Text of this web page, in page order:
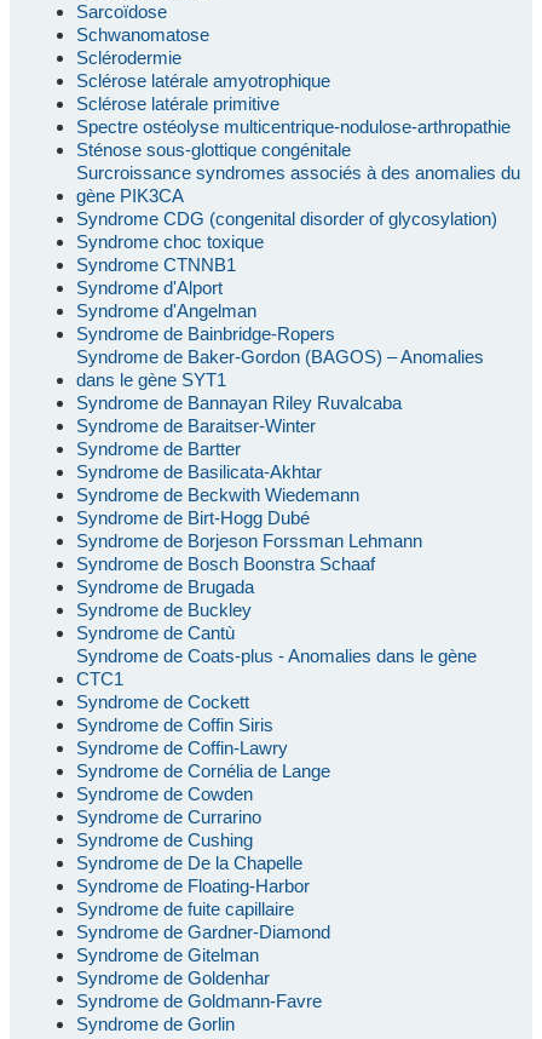
Sarcoïdose
Schwanomatose
Sclérodermie
Sclérose latérale amyotrophique
Sclérose latérale primitive
Spectre ostéolyse multicentrique-nodulose-arthropathie
Sténose sous-glottique congénitale
Surcroissance syndromes associés à des anomalies du
gène PIK3CA
Syndrome CDG (congenital disorder of glycosylation)
Syndrome choc toxique
Syndrome CTNNB1
Syndrome d'Alport
Syndrome d'Angelman
Syndrome de Bainbridge-Ropers
Syndrome de Baker-Gordon (BAGOS) – Anomalies
dans le gène SYT1
Syndrome de Bannayan Riley Ruvalcaba
Syndrome de Baraitser-Winter
Syndrome de Bartter
Syndrome de Basilicata-Akhtar
Syndrome de Beckwith Wiedemann
Syndrome de Birt-Hogg Dubé
Syndrome de Borjeson Forssman Lehmann
Syndrome de Bosch Boonstra Schaaf
Syndrome de Brugada
Syndrome de Buckley
Syndrome de Cantù
Syndrome de Coats-plus - Anomalies dans le gène
CTC1
Syndrome de Cockett
Syndrome de Coffin Siris
Syndrome de Coffin-Lawry
Syndrome de Cornélia de Lange
Syndrome de Cowden
Syndrome de Currarino
Syndrome de Cushing
Syndrome de De la Chapelle
Syndrome de Floating-Harbor
Syndrome de fuite capillaire
Syndrome de Gardner-Diamond
Syndrome de Gitelman
Syndrome de Goldenhar
Syndrome de Goldmann-Favre
Syndrome de Gorlin